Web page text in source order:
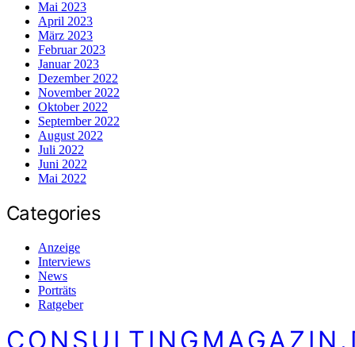
Mai 2023
April 2023
März 2023
Februar 2023
Januar 2023
Dezember 2022
November 2022
Oktober 2022
September 2022
August 2022
Juli 2022
Juni 2022
Mai 2022
Categories
Anzeige
Interviews
News
Porträts
Ratgeber